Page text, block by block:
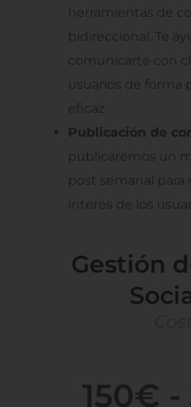
herramientas de
bidireccional. Te
comunicarte con
usuarios de forma
eficaz.
Publicación de
publicaremos un
post semanal para
interés de los
Gestión
150€